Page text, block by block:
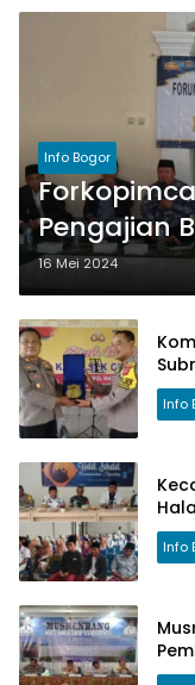
Info Bogor
Pengajian
16 Mei 2024
Info
Info